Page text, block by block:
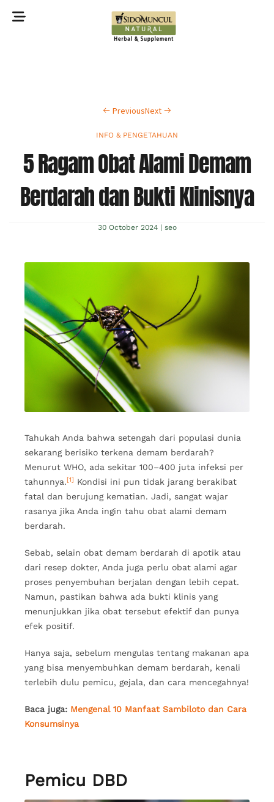
PreviousNext
INFO & PENGETAHUAN
5 Ragam Obat Alami Demam
Berdarah dan Bukti Klinisnya
30 October 2024 | seo
Tahukah Anda bahwa setengah dari populasi dunia
sekarang berisiko terkena demam berdarah?
Menurut WHO, ada sekitar 100–400 juta infeksi per
tahunnya. [1] Kondisi ini pun tidak jarang berakibat
fatal dan berujung kematian. Jadi, sangat wajar
rasanya jika Anda ingin tahu obat alami demam
berdarah.
Sebab, selain obat demam berdarah di apotik atau
dari resep dokter, Anda juga perlu obat alami agar
proses penyembuhan berjalan dengan lebih cepat.
Namun, pastikan bahwa ada bukti klinis yang
menunjukkan jika obat tersebut efektif dan punya
efek positif.
Hanya saja, sebelum mengulas tentang makanan apa
yang bisa menyembuhkan demam berdarah, kenali
terlebih dulu pemicu, gejala, dan cara mencegahnya!
Baca juga: Mengenal 10 Manfaat Sambiloto dan Cara
Konsumsinya
Pemicu DBD